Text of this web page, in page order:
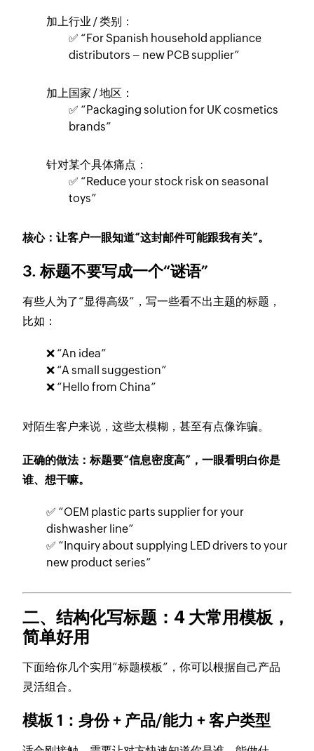
加上行业 / 类别：
✅ “For Spanish household appliance
distributors – new PCB supplier”
加上国家 / 地区：
✅ “Packaging solution for UK cosmetics
brands”
针对某个具体痛点：
✅ “Reduce your stock risk on seasonal
toys”
核心：让客户一眼知道“这封邮件可能跟我有关”。
3. 标题不要写成一个“谜语”
有些人为了“显得高级”，写一些看不出主题的标题，
比如：
❌ “An idea”
❌ “A small suggestion”
❌ “Hello from China”
对陌生客户来说，这些太模糊，甚至有点像诈骗。
正确的做法：标题要“信息密度高”，一眼看明白你是
谁、想干嘛。
✅ “OEM plastic parts supplier for your
dishwasher line”
✅ “Inquiry about supplying LED drivers to your
new product series”
二、结构化写标题：4 大常用模板，
简单好用
下面给你几个实用“标题模板”，你可以根据自己产品
灵活组合。
模板 1：身份 + 产品/能力 + 客户类型